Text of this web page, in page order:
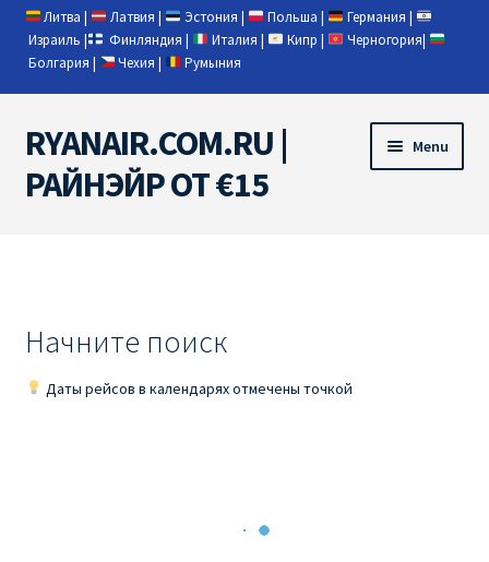
Литва | Латвия | Эстония | Польша | Германия |
Израиль | Финляндия | Италия | Кипр | Черногория|
Болгария | Чехия | Румыния
Skip
to
navigation
Skip
to
content
RYANAIR.COM.RU |
РАЙНЭЙР ОТ €15
Menu
RYANAIR PL ОТ € 9
Начните поиск
Даты рейсов в календарях отмечены точкой